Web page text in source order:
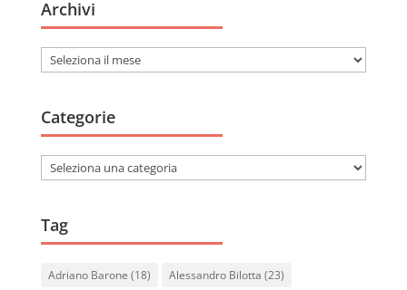
Archivi
Archivi
Categorie
Categorie
Tag
Adriano Barone (18) Alessandro Bilotta (23)